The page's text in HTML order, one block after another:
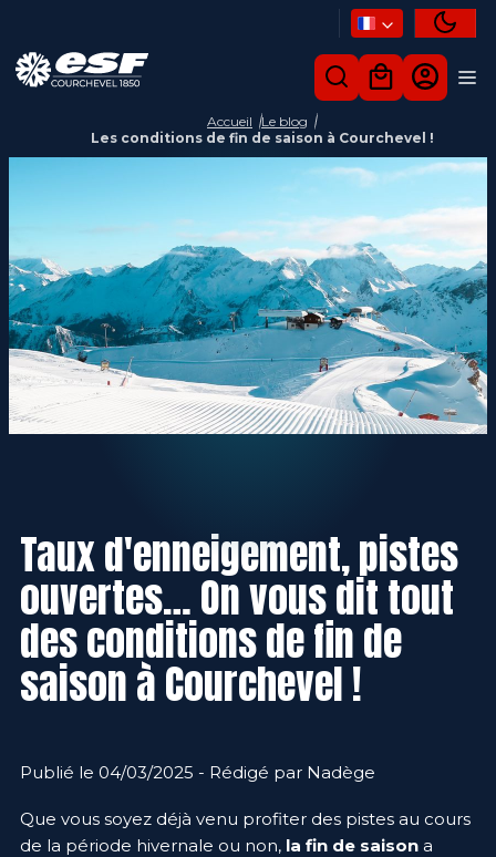
Accueil Le blog
Les conditions de fin de saison à Courchevel !
Taux d'enneigement, pistes
ouvertes… On vous dit tout
des conditions de fin de
saison à Courchevel !
Publié le 04/03/2025 - Rédigé par Nadège
Que vous soyez déjà venu profiter des pistes au cours
de la période hivernale ou non, la fin de saison a